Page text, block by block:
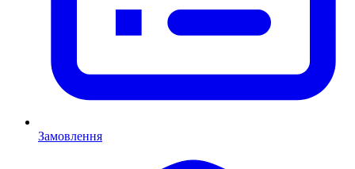
Замовлення